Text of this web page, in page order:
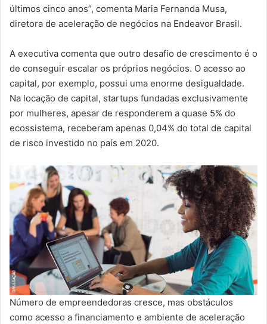
últimos cinco anos”, comenta Maria Fernanda Musa,
diretora de aceleração de negócios na Endeavor Brasil.
A executiva comenta que outro desafio de crescimento é o
de conseguir escalar os próprios negócios. O acesso ao
capital, por exemplo, possui uma enorme desigualdade.
Na locação de capital, startups fundadas exclusivamente
por mulheres, apesar de responderem a quase 5% do
ecossistema, receberam apenas 0,04% do total de capital
de risco investido no país em 2020.
Número de empreendedoras cresce, mas obstáculos
como acesso a financiamento e ambiente de aceleração